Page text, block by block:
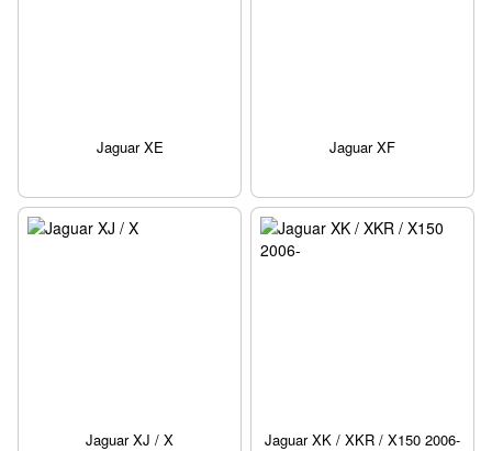
Jaguar XE Jaguar XF
Jaguar XJ / X Jaguar XK / XKR / X150 2006-